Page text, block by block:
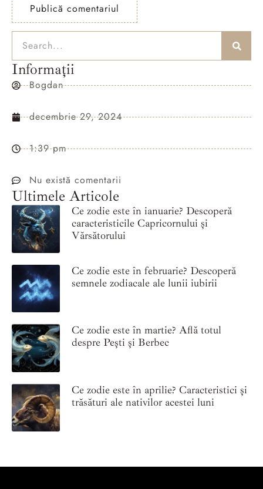
Informații
Bogdan
decembrie 29, 2024
1:39 pm
Nu există comentarii
Ultimele Articole
Ce zodie este în ianuarie? Descoperă
caracteristicile Capricornului și
Vărsătorului
Ce zodie este în februarie? Descoperă
semnele zodiacale ale lunii iubirii
Ce zodie este în martie? Află totul
despre Pești și Berbec
Ce zodie este în aprilie? Caracteristici și
trăsături ale nativilor acestei luni